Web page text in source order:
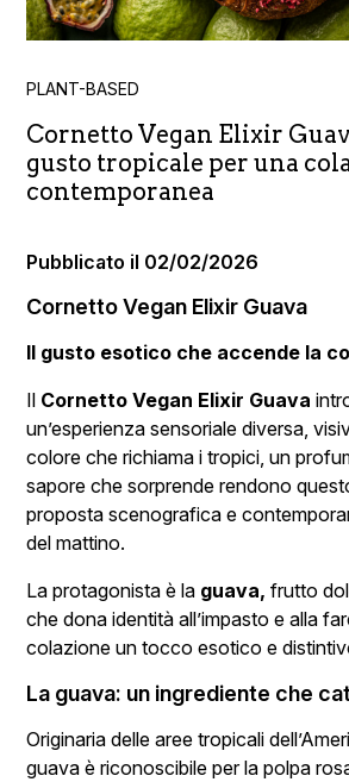
PLANT-BASED
Cornetto Vegan Elixir
gusto tropicale per una
contemporanea
Pubblicato il 02/02/2026
Cornetto Vegan Elixir Guava
Il gusto esotico che accende la
Il Cornetto Vegan Elixir Guava
un’esperienza sensoriale diversa,
colore che richiama i tropici, un
sapore che sorprende rendono
proposta scenografica e
del mattino.
La protagonista è la guava, frutto
che dona identità all’impasto e alla
colazione un tocco esotico e
La guava: un ingrediente che
Originaria delle aree tropicali
guava è riconoscibile per la polpa